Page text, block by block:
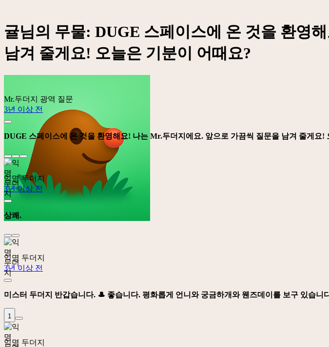
귤님의 무물: DUGE 스페이스에 온 것을 환영
남겨 줄게요! 오늘은 기분이 어때요?
Mr.두더지
광역 질문
3년 이상 전
DUGE 스페이스에 온 것을 환영해요! 나는 Mr.두더지에요. 앞으로 가끔씩 질문을 남겨 줄게요!
익명 두더지
3년 이상 전
상쾌.
익명 두더지
3년 이상 전
미스터 두더지 반갑습니다. 🎩 좋습니다. 평화롭게 언니와 궁금하개와 웬즈데이를 보구 있습니
1
익명 두더지